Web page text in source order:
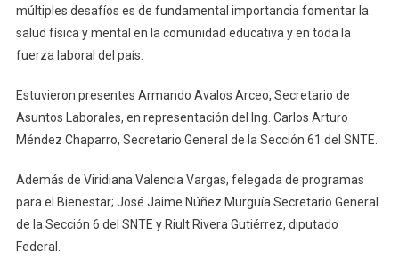
múltiples desafíos es de fundamental importancia fomentar la
salud física y mental en la comunidad educativa y en toda la
fuerza laboral del país.
Estuvieron presentes Armando Avalos Arceo, Secretario de
Asuntos Laborales, en representación del Ing. Carlos Arturo
Méndez Chaparro, Secretario General de la Sección 61 del SNTE.
Además de Viridiana Valencia Vargas, felegada de programas
para el Bienestar; José Jaime Núñez Murguía Secretario General
de la Sección 6 del SNTE y Riult Rivera Gutiérrez, diputado
Federal.